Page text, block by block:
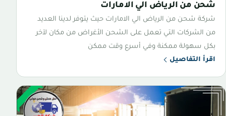
شحن من الرياض الي الامارات
شركة شحن من الرياض الي الامارات حيث يتوفر لدينا العديد
من الشركات التي تعمل على الشحن الأغراض من مكان لآخر
بكل سهولة ممكنة وفي أسرع وقت ممكن
اقرأ التفاصيل